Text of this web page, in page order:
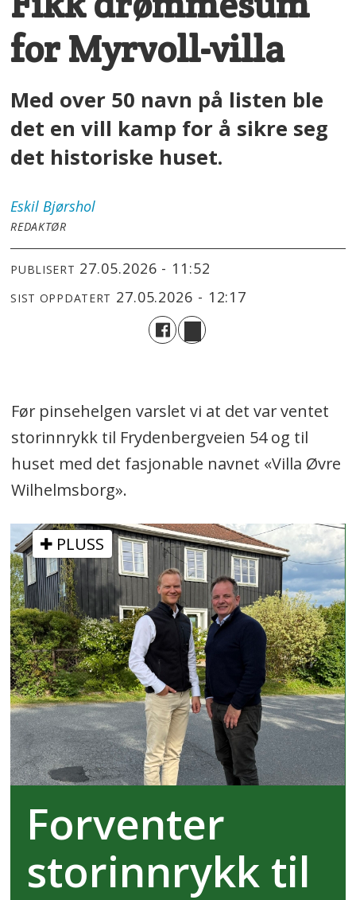
for Myrvoll-villa
Med over 50 navn på listen ble
det en vill kamp for å sikre seg
det historiske huset.
Eskil Bjørshol
REDAKTØR
PUBLISERT 27.05.2026 - 11:52
SIST OPPDATERT 27.05.2026 - 12:17
Før pinsehelgen varslet vi at det var ventet
storinnrykk til Frydenbergveien 54 og til
huset med det fasjonable navnet «Villa Øvre
Wilhelmsborg».
PLUSS
Forventer
storinnrykk til